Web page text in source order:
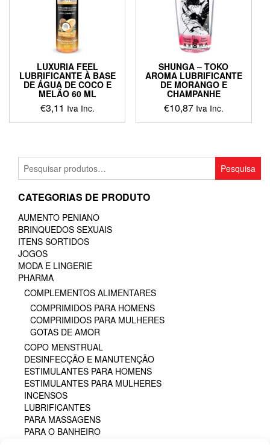
LUXURIA FEEL
LUBRIFICANTE À BASE
DE ÁGUA DE COCO E
MELÃO 60 ML
€3,11 Iva Inc.
SHUNGA – TOKO
AROMA LUBRIFICANTE
DE MORANGO E
CHAMPANHE
€10,87 Iva Inc.
Pesquisar
por:
Pesquisa
CATEGORIAS DE PRODUTO
AUMENTO PENIANO
BRINQUEDOS SEXUAIS
ITENS SORTIDOS
JOGOS
MODA E LINGERIE
PHARMA
COMPLEMENTOS ALIMENTARES
COMPRIMIDOS PARA HOMENS
COMPRIMIDOS PARA MULHERES
GOTAS DE AMOR
COPO MENSTRUAL
DESINFECÇÃO E MANUTENÇÃO
ESTIMULANTES PARA HOMENS
ESTIMULANTES PARA MULHERES
INCENSOS
LUBRIFICANTES
PARA MASSAGENS
PARA O BANHEIRO